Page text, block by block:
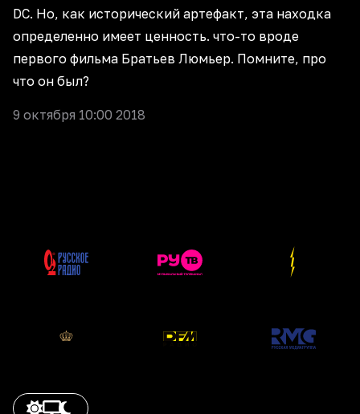
DC. Но, как исторический артефакт, эта находка
определенно имеет ценность. что-то вроде
первого фильма Братьев Люмьер. Помните, про
что он был?
9 октября 10:00 2018